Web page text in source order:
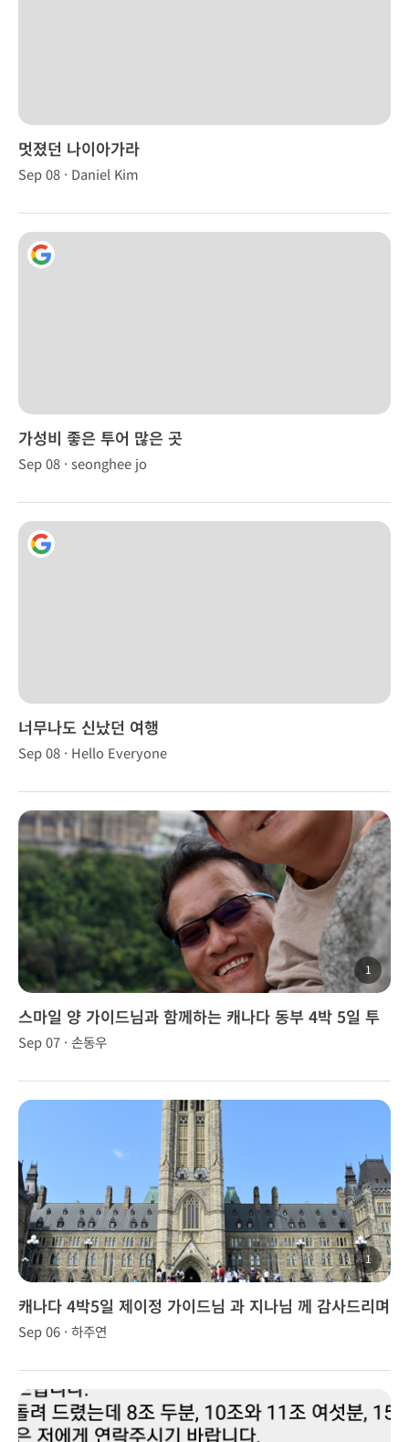
멋졌던 나이아가라
Sep 08 · Daniel Kim
가성비 좋은 투어 많은 곳
Sep 08 · seonghee jo
너무나도 신났던 여행
Sep 08 · Hello Everyone
1
스마일 양 가이드님과 함께하는 캐나다 동부 4박 5일 투
어
Sep 07 · 손동우
1
캐나다 4박5일 제이정 가이드님 과 지나님 께 감사드리며
(8/27-9/1/18)
Sep 06 · 하주연